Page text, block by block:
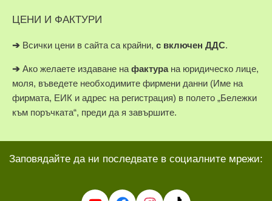
ЦЕНИ И ФАКТУРИ
➔ Всички цени в сайта са крайни, с включен ДДС.
➔ Ако желаете издаване на фактура на юридическо лице,
моля, въведете необходимите фирмени данни (Име на
фирмата, ЕИК и адрес на регистрация) в полето „Бележки
към поръчката“, преди да я завършите.
Заповядайте да ни последвате в социалните мрежи: